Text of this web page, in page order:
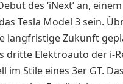
des ‘iNext’ an,
Tesla Model 3 sein.
langfristige Zukunft
dritte Elektroauto der i-
im Stile eines 3er GT.